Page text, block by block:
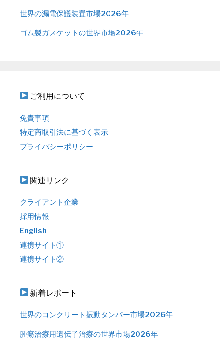
世界の漏電保護装置市場2026年
ゴム製ガスケットの世界市場2026年
ご利用について
免責事項
特定商取引法に基づく表示
プライバシーポリシー
関連リンク
クライアント企業
採用情報
English
連携サイト①
連携サイト②
新着レポート
世界のコンクリート振動タンパー市場2026年
腫瘍治療用遺伝子治療の世界市場2026年